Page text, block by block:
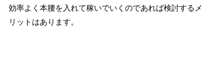
効率よく本腰を入れて稼いでいくのであれば検討するメ
リットはあります。